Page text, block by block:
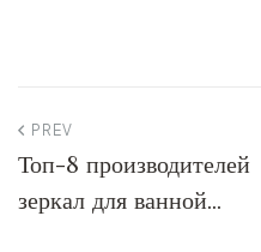
PREV
Топ-8 производителей
зеркал для ванной